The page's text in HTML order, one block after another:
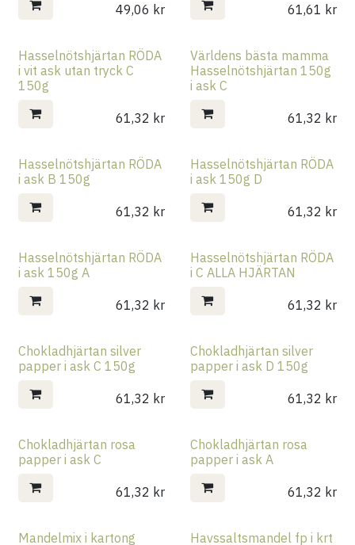
49,06 kr 61,61 kr
Hasselnötshjärtan RÖDA
i vit ask utan tryck C
150g
61,32 kr
Världens bästa mamma
Hasselnötshjärtan 150g
i ask C
61,32 kr
Hasselnötshjärtan RÖDA
i ask B 150g
61,32 kr
Hasselnötshjärtan RÖDA
i ask 150g D
61,32 kr
Hasselnötshjärtan RÖDA
i ask 150g A
61,32 kr
Hasselnötshjärtan RÖDA
i C ALLA HJÄRTAN
61,32 kr
Chokladhjärtan silver
papper i ask C 150g
61,32 kr
Chokladhjärtan silver
papper i ask D 150g
61,32 kr
Chokladhjärtan rosa
papper i ask C
61,32 kr
Chokladhjärtan rosa
papper i ask A
61,32 kr
Mandelmix i kartong
Havssaltsmandel fp i krt